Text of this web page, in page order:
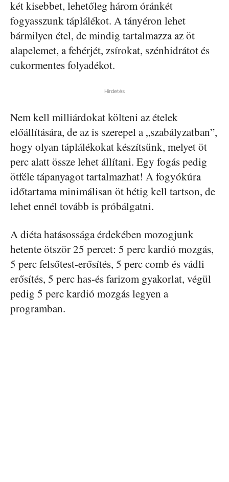
két kisebbet, lehetőleg három óránkét
fogyasszunk táplálékot. A tányéron lehet
bármilyen étel, de mindig tartalmazza az öt
alapelemet, a fehérjét, zsírokat, szénhidrátot és
cukormentes folyadékot.
Hirdetés
Nem kell milliárdokat költeni az ételek
előállítására, de az is szerepel a „szabályzatban”,
hogy olyan táplálékokat készítsünk, melyet öt
perc alatt össze lehet állítani. Egy fogás pedig
ötféle tápanyagot tartalmazhat! A fogyókúra
időtartama minimálisan öt hétig kell tartson, de
lehet ennél tovább is próbálgatni.
A diéta hatásossága érdekében mozogjunk
hetente ötször 25 percet: 5 perc kardió mozgás,
5 perc felsőtest-erősítés, 5 perc comb és vádli
erősítés, 5 perc has-és farizom gyakorlat, végül
pedig 5 perc kardió mozgás legyen a
programban.